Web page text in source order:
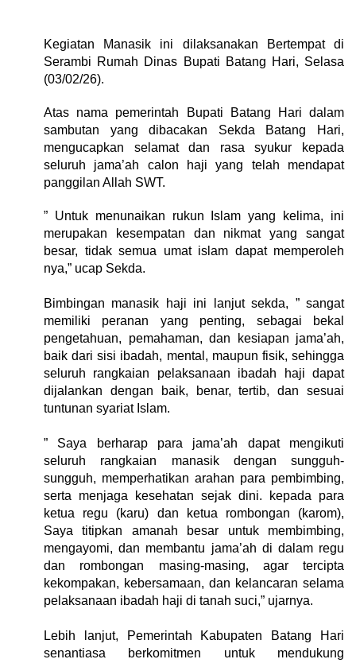
Kegiatan Manasik ini dilaksanakan ‎Bertempat di
Serambi Rumah Dinas Bupati Batang Hari, Selasa
(03/02/26).
Atas nama pemerintah ‎Bupati Batang Hari dalam
sambutan yang dibacakan Sekda Batang Hari,
mengucapkan selamat dan rasa syukur kepada
seluruh jama’ah calon haji yang telah mendapat
panggilan Allah SWT.
” Untuk menunaikan rukun Islam yang kelima, ini
merupakan kesempatan dan nikmat yang sangat
besar, tidak semua umat islam dapat memperoleh
nya,” ucap Sekda.
‎Bimbingan manasik haji ini lanjut sekda, ” sangat
memiliki peranan yang penting, sebagai bekal
pengetahuan, pemahaman, dan kesiapan jama’ah,
baik dari sisi ibadah, mental, maupun fisik, sehingga
seluruh rangkaian pelaksanaan ibadah haji dapat
dijalankan dengan baik, benar, tertib, dan sesuai
tuntunan syariat Islam.
‎” Saya berharap para jama’ah dapat mengikuti
seluruh rangkaian manasik dengan sungguh-
sungguh, memperhatikan arahan para pembimbing,
serta menjaga kesehatan sejak dini. kepada para
ketua regu (karu) dan ketua rombongan (karom),
Saya titipkan amanah besar untuk membimbing,
mengayomi, dan membantu jama’ah di dalam regu
dan rombongan masing-masing, agar tercipta
kekompakan, kebersamaan, dan kelancaran selama
pelaksanaan ibadah haji di tanah suci,” ujarnya.
Lebih lanjut, ‎Pemerintah Kabupaten Batang Hari
senantiasa berkomitmen untuk mendukung